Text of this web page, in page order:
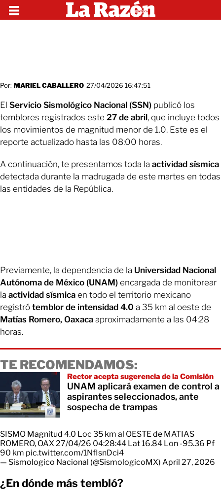
Por: MARIEL CABALLERO 27/04/2026 16:47:51
El Servicio Sismológico Nacional (SSN) publicó los
temblores registrados este 27 de abril, que incluye todos
los movimientos de magnitud menor de 1.0. Este es el
reporte actualizado hasta las 08:00 horas.
A continuación, te presentamos toda la actividad sísmica
detectada durante la madrugada de este martes en todas
las entidades de la República.
Previamente, la dependencia de la Universidad Nacional
Autónoma de México (UNAM) encargada de monitorear
la actividad sísmica en todo el territorio mexicano
registró temblor de intensidad 4.0 a 35 km al oeste de
Matías Romero, Oaxaca aproximadamente a las 04:28
horas.
TE RECOMENDAMOS:
Rector acepta sugerencia de la Comisión
UNAM aplicará examen de control a
aspirantes seleccionados, ante
sospecha de trampas
SISMO Magnitud 4.0 Loc 35 km al OESTE de MATIAS
ROMERO, OAX 27/04/26 04:28:44 Lat 16.84 Lon -95.36 Pf
90 km pic.twitter.com/1NfIsnDci4
— Sismologico Nacional (@SismologicoMX) April 27, 2026
¿En dónde más tembló?